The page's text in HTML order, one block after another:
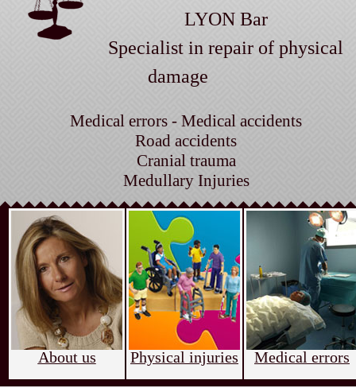
LYON Bar
Specialist in repair of physical
damage
Medical errors - Medical accidents
Road accidents
Cranial trauma
Medullary Injuries
About us Physical injuries Medical errors